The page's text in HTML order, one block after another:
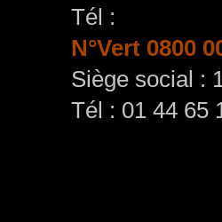
Tél :
N°Vert 0800
Siège social :
Tél : 01 44 65